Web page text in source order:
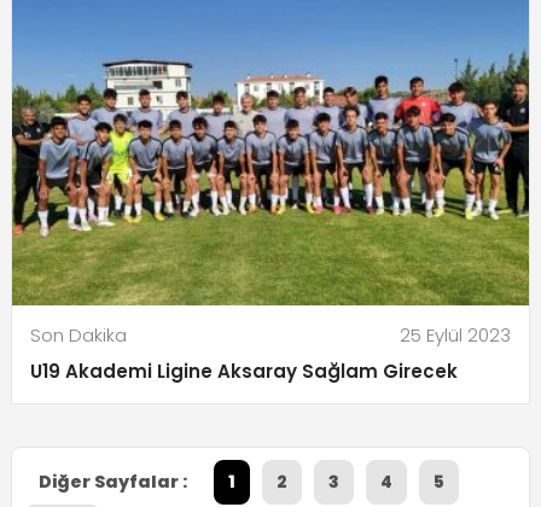
Son Dakika
25 Eylül 2023
U19 Akademi Ligine Aksaray Sağlam Girecek
Diğer Sayfalar : 1 2 3 4
5